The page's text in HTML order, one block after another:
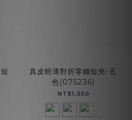
真皮輕薄對折零錢短夾-五
色(075236)
NT$1,550